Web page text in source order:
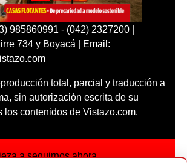
985860991 - (042) 2327200 |
734 y Boyacá | Email:
total, parcial y traducción a
sin autorización escrita de su
los contenidos de Vistazo.com.
a seguirnos ahora